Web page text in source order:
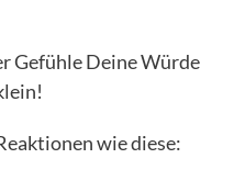
Gefühle Deine Würde
wie diese: